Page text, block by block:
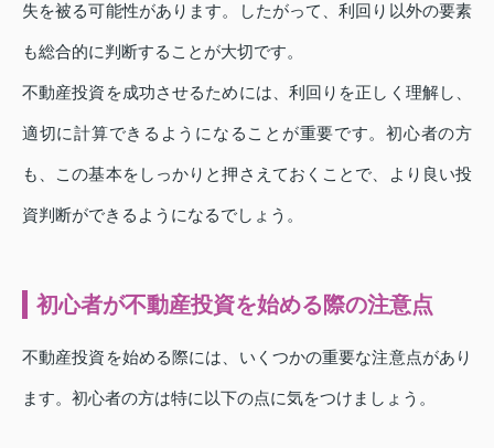
失を被る可能性があります。したがって、利回り以外の要素
も総合的に判断することが大切です。
不動産投資を成功させるためには、利回りを正しく理解し、
適切に計算できるようになることが重要です。初心者の方
も、この基本をしっかりと押さえておくことで、より良い投
資判断ができるようになるでしょう。
初心者が不動産投資を始める際の注意点
不動産投資を始める際には、いくつかの重要な注意点があり
ます。初心者の方は特に以下の点に気をつけましょう。